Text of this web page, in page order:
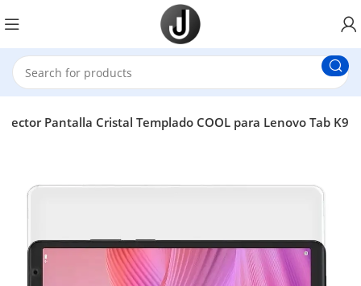
Pantalla Cristal Templado COOL para Lenovo Tab K9